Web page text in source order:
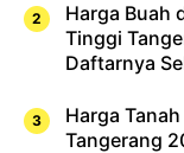
Harga Buah
Tinggi
Daftarnya
Harga
Tangerang